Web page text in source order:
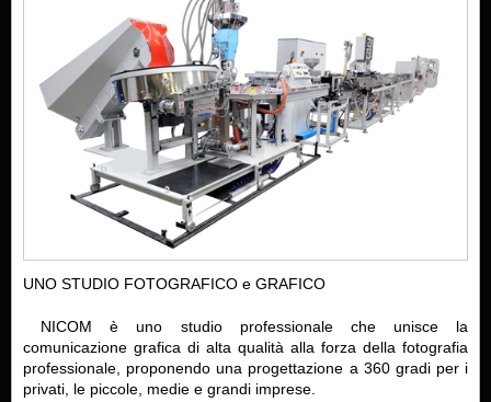
UNO STUDIO FOTOGRAFICO e GRAFICO
NICOM è uno studio professionale che unisce la
comunicazione grafica di alta qualità alla forza della fotografia
professionale, proponendo una progettazione a 360 gradi per i
privati, le piccole, medie e grandi imprese.